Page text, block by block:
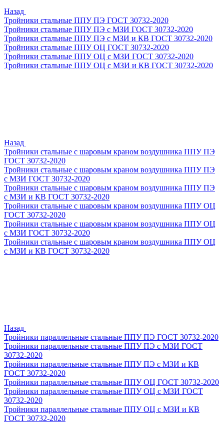
Назад
Тройники стальные ППУ ПЭ ГОСТ 30732-2020
Тройники стальные ППУ ПЭ с МЗИ ГОСТ 30732-2020
Тройники стальные ППУ ПЭ с МЗИ и КВ ГОСТ 30732-2020
Тройники стальные ППУ ОЦ ГОСТ 30732-2020
Тройники стальные ППУ ОЦ с МЗИ ГОСТ 30732-2020
Тройники стальные ППУ ОЦ с МЗИ и КВ ГОСТ 30732-2020
Назад
Тройники стальные с шаровым краном воздушника ППУ ПЭ
ГОСТ 30732-2020
Тройники стальные с шаровым краном воздушника ППУ ПЭ
с МЗИ ГОСТ 30732-2020
Тройники стальные с шаровым краном воздушника ППУ ПЭ
с МЗИ и КВ ГОСТ 30732-2020
Тройники стальные с шаровым краном воздушника ППУ ОЦ
ГОСТ 30732-2020
Тройники стальные с шаровым краном воздушника ППУ ОЦ
с МЗИ ГОСТ 30732-2020
Тройники стальные с шаровым краном воздушника ППУ ОЦ
с МЗИ и КВ ГОСТ 30732-2020
Назад
Тройники параллельные стальные ППУ ПЭ ГОСТ 30732-2020
Тройники параллельные стальные ППУ ПЭ с МЗИ ГОСТ
30732-2020
Тройники параллельные стальные ППУ ПЭ с МЗИ и КВ
ГОСТ 30732-2020
Тройники параллельные стальные ППУ ОЦ ГОСТ 30732-2020
Тройники параллельные стальные ППУ ОЦ с МЗИ ГОСТ
30732-2020
Тройники параллельные стальные ППУ ОЦ с МЗИ и КВ
ГОСТ 30732-2020